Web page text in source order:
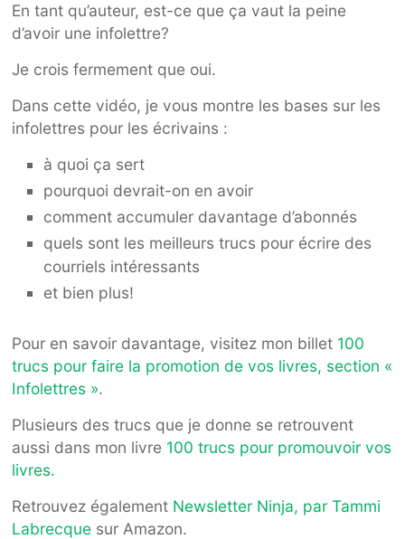
En tant qu’auteur, est-ce que ça vaut la peine
d’avoir une infolettre?
Je crois fermement que oui.
Dans cette vidéo, je vous montre les bases sur les
infolettres pour les écrivains :
à quoi ça sert
pourquoi devrait-on en avoir
comment accumuler davantage d’abonnés
quels sont les meilleurs trucs pour écrire des
courriels intéressants
et bien plus!
Pour en savoir davantage, visitez mon billet 100
trucs pour faire la promotion de vos livres, section «
Infolettres ».
Plusieurs des trucs que je donne se retrouvent
aussi dans mon livre 100 trucs pour promouvoir vos
livres.
Retrouvez également Newsletter Ninja, par Tammi
Labrecque sur Amazon.